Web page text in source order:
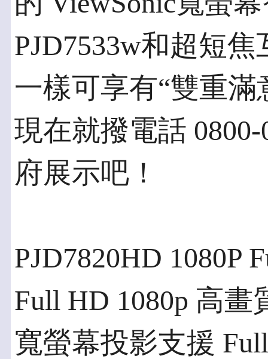
PJD7533w和超短焦
一樣可享有“雙重滿
現在就撥電話
府展示吧！
PJD7820HD 1080P
Full HD 1080p 高
寬螢幕投影支援